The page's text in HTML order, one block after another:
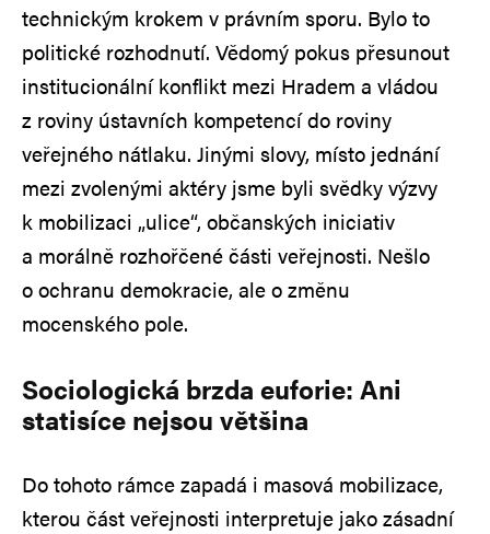
technickým krokem v právním sporu. Bylo to
politické rozhodnutí. Vědomý pokus přesunout
institucionální konflikt mezi Hradem a vládou
z roviny ústavních kompetencí do roviny
veřejného nátlaku. Jinými slovy, místo jednání
mezi zvolenými aktéry jsme byli svědky výzvy
k mobilizaci „ulice“, občanských iniciativ
a morálně rozhořčené části veřejnosti. Nešlo
o ochranu demokracie, ale o změnu
mocenského pole.
Sociologická brzda euforie: Ani
statisíce nejsou většina
Do tohoto rámce zapadá i masová mobilizace,
kterou část veřejnosti interpretuje jako zásadní